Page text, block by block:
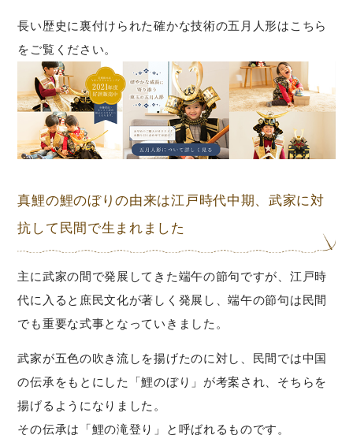
長い歴史に裏付けられた確かな技術の五月人形はこちら
をご覧ください。
真鯉の鯉のぼりの由来は江戸時代中期、武家に対
抗して民間で生まれました
主に武家の間で発展してきた端午の節句ですが、江戸時
代に入ると庶民文化が著しく発展し、端午の節句は民間
でも重要な式事となっていきました。
武家が五色の吹き流しを揚げたのに対し、民間では中国
の伝承をもとにした「鯉のぼり」が考案され、そちらを
揚げるようになりました。
その伝承は「鯉の滝登り」と呼ばれるものです。